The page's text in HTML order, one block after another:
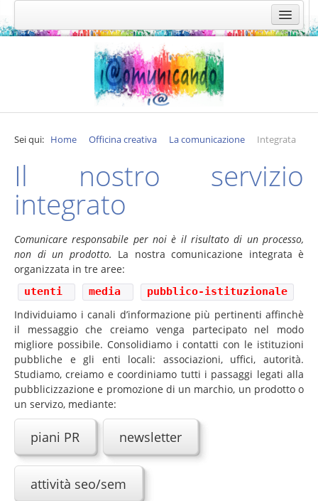
Officina creativa
La comunicazione
Integrata
L'ufficio stampa
Web
Leggere il museo
Promozione enogastronomica
Su misura
La pubblicità
Grafica e multimedia
Advertising: la creatività prima di tutto
Il marketing
L' architettura
Copywriting
Il metodo
Sei qui: Home Officina creativa La comunicazione Integrata
Il nostro servizio
integrato
Comunicare responsabile per noi è il risultato di un processo,
non di un prodotto. La nostra comunicazione integrata è
organizzata in tre aree:
utenti media pubblico-istituzionale
Individuiamo i canali d’informazione più pertinenti affinchè
il messaggio che creiamo venga partecipato nel modo
migliore possibile. Consolidiamo i contatti con le istituzioni
pubbliche e gli enti locali: associazioni, uffici, autorità.
Studiamo, creiamo e coordiniamo tutti i passaggi legati alla
pubblicizzazione e promozione di un marchio, un prodotto o
un servizo, mediante:
piani PR newsletter
attività seo/sem